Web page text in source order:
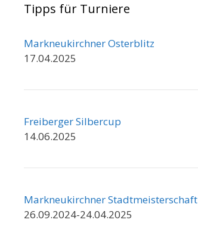
Tipps für Turniere
Markneukirchner Osterblitz
17.04.2025
Freiberger Silbercup
14.06.2025
Markneukirchner Stadtmeisterschaft
26.09.2024-24.04.2025